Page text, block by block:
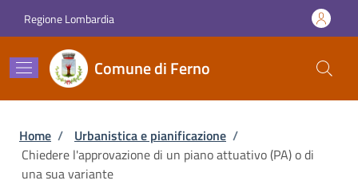
Regione Lombardia
Comune di Ferno
Briciole di pane
Home / Urbanistica e pianificazione /
Chiedere l'approvazione di un piano attuativo (PA) o di
una sua variante